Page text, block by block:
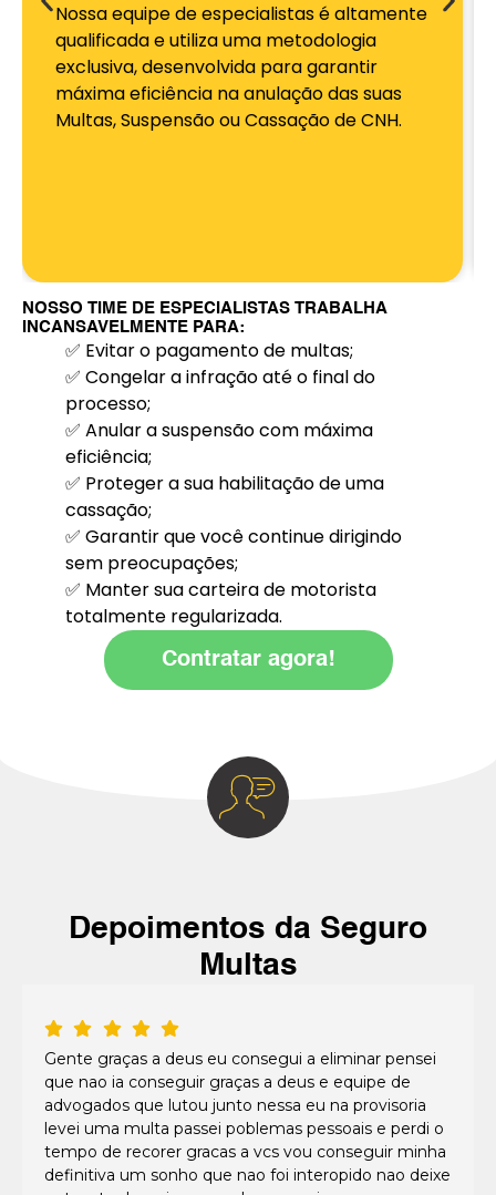
Nossa equipe de especialistas é altamente
qualificada e utiliza uma metodologia
exclusiva, desenvolvida para garantir
máxima eficiência na anulação das suas
Multas, Suspensão ou Cassação de CNH.
NOSSO TIME DE ESPECIALISTAS TRABALHA
INCANSAVELMENTE PARA:
✅ Evitar o pagamento de multas;
✅ Congelar a infração até o final do
processo;
✅ Anular a suspensão com máxima
eficiência;
✅ Proteger a sua habilitação de uma
cassação;
✅ Garantir que você continue dirigindo
sem preocupações;
✅ Manter sua carteira de motorista
totalmente regularizada.
Contratar agora!
Depoimentos da Seguro
Multas
Gente graças a deus eu consegui a eliminar pensei
que nao ia conseguir graças a deus e equipe de
advogados que lutou junto nessa eu na provisoria
levei uma multa passei poblemas pessoais e perdi o
tempo de recorer gracas a vcs vou conseguir minha
definitiva um sonho que nao foi interopido nao deixe